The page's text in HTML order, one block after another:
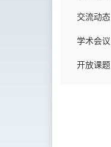
交流动态
学术会议
开放课题